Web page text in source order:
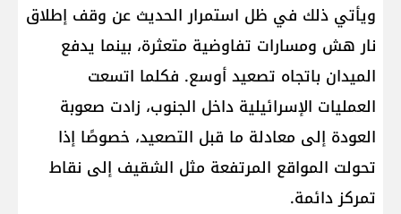
ويأتي ذلك في ظل استمرار الحديث عن وقف إطلاق
نار هش ومسارات تفاوضية متعثرة، بينما يدفع
الميدان باتجاه تصعيد أوسع. فكلما اتسعت
العمليات الإسرائيلية داخل الجنوب، زادت صعوبة
العودة إلى معادلة ما قبل التصعيد، خصوصًا إذا
تحولت المواقع المرتفعة مثل الشقيف إلى نقاط
تمركز دائمة.